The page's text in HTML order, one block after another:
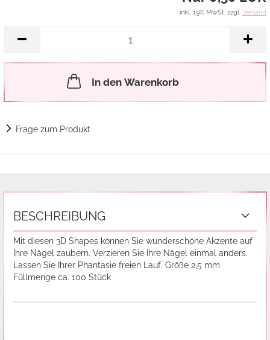
inkl. 19% MwSt. zzgl. Versand
In den Warenkorb
Frage zum Produkt
BESCHREIBUNG
Mit diesen 3D Shapes können Sie wunderschöne Akzente auf
Ihre Nägel zaubern. Verzieren Sie Ihre Nägel einmal anders.
Lassen Sie Ihrer Phantasie freien Lauf. Größe 2,5 mm
Füllmenge ca. 100 Stück